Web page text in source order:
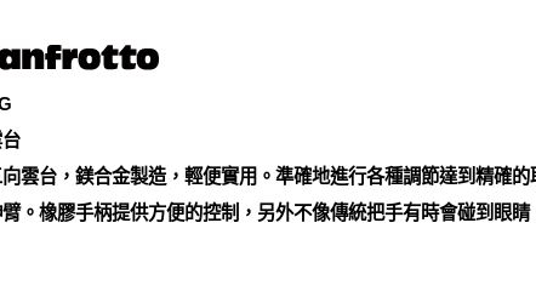
雲台，鎂合金製造，輕便實用。準確地進行各種調節達到精確
。橡膠手柄提供方便的控制，另外不像傳統把手有時會碰到眼